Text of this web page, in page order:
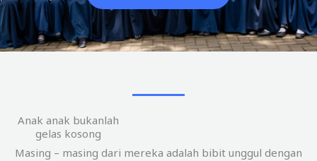
Anak anak bukanlah
gelas kosong
Masing – masing dari mereka adalah bibit unggul dengan